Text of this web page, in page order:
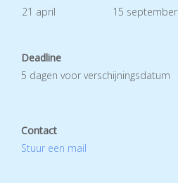
21 april
15 september
Deadline
5 dagen voor verschijningsdatum
Contact
Stuur een mail